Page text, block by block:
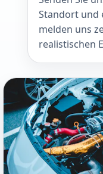
Standort und
melden uns
realistischen